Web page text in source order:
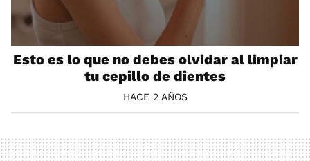
Esto es lo que no debes olvidar al limpiar
tu cepillo de dientes
HACE 2 AÑOS